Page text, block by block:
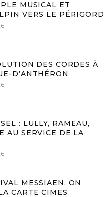
MUSICAL ET
VERS LE PÉRIGORD
DES CORDES À
D’ANTHÉRON
: LULLY, RAMEAU,
AU SERVICE DE LA
MESSIAEN, ON
CARTE CIMES